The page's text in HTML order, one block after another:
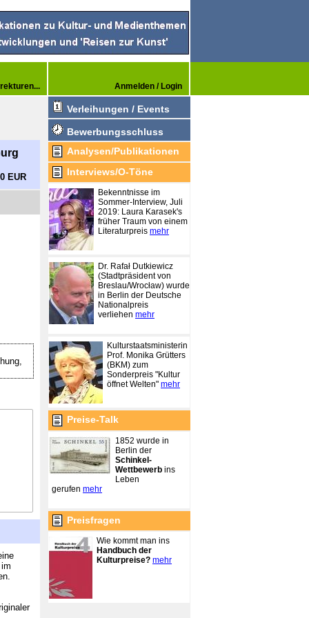
Anmelden / Login
EUR
Verleihungen / Events
Bewerbungsschluss
Analysen/Publikationen
Interviews/O-Töne
Bekenntnisse im
Sommer-Interview, Juli
2019: Laura Karasek's
früher Traum von einem
Literaturpreis mehr
Dr. Rafał Dutkiewicz
(Stadtpräsident von
Breslau/Wrocław) wurde
in Berlin der Deutsche
Nationalpreis
verliehen mehr
Kulturstaatsministerin
Prof. Monika Grütters
(BKM) zum
Sonderpreis "Kultur
öffnet Welten" mehr
Preise-Talk
1852 wurde in
Berlin der
Schinkel-
Wettbewerb ins
Leben
gerufen mehr
Preisfragen
Wie kommt man ins
Handbuch der
Kulturpreise? mehr